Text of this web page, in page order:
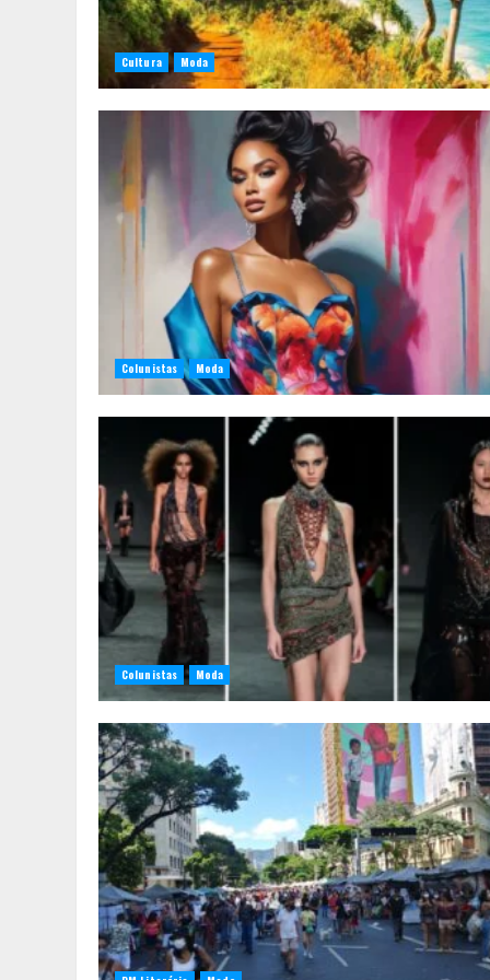
Cultura Moda
Colunistas Moda
Colunistas Moda